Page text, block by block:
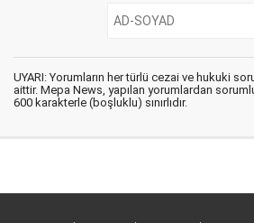
UYARI: Yorumların her türlü cezai ve hukuki
aittir. Mepa News, yapılan yorumlardan
600 karakterle (boşluklu) sınırlıdır.